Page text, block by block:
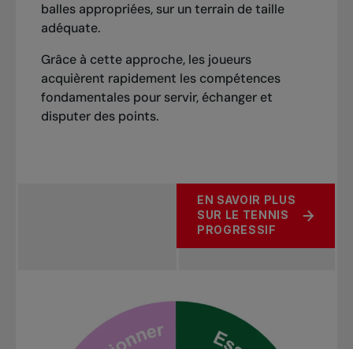
balles appropriées, sur un terrain de taille
adéquate.
Grâce à cette approche, les joueurs
acquièrent rapidement les compétences
fondamentales pour servir, échanger et
disputer des points.
EN SAVOIR PLUS
SUR LE TENNIS
PROGRESSIF